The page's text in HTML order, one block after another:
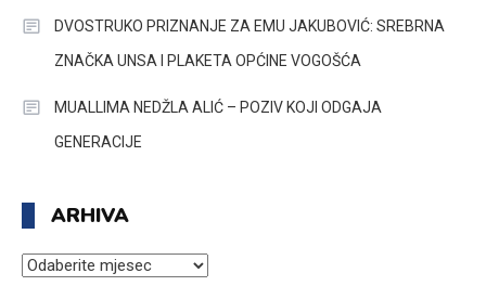
DVOSTRUKO PRIZNANJE ZA EMU JAKUBOVIĆ: SREBRNA
ZNAČKA UNSA I PLAKETA OPĆINE VOGOŠĆA
MUALLIMA NEDŽLA ALIĆ – POZIV KOJI ODGAJA
GENERACIJE
ARHIVA
ARHIVA